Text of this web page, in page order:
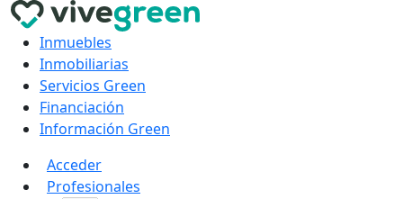
Inmuebles
Inmobiliarias
Servicios Green
Financiación
Información Green
Acceder
Profesionales